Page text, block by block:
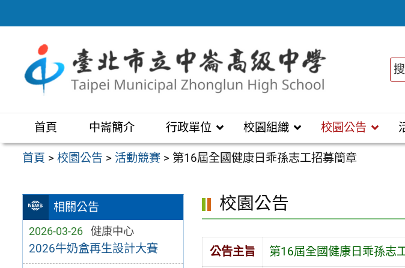
至
區
首頁 中崙簡介 行政單位 校園組織 校園公告
首頁 >校園公告 > 活動競賽 > 第16屆全國健康日乖孫志工招募簡章
相關公告
2026-03-26 健康中心
2026牛奶盒再生設計大賽
校園公告
公告主旨 第16屆全國健康日乖孫志